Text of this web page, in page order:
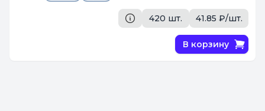
420 шт. 41.85 ₽/шт.
В корзину